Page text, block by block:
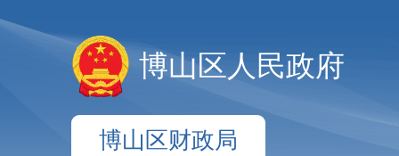
博山区人民政府
博山区财政局